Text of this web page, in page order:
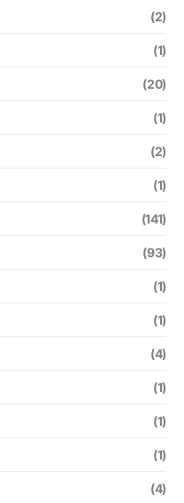
(2)
(1)
(20)
(1)
(2)
(1)
(141)
(93)
(1)
(1)
(4)
(1)
(1)
(1)
(4)